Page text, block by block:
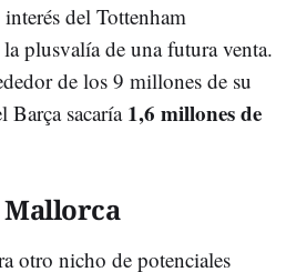
del Tottenham
plusvalía de una futura venta.
de los 9 millones de su
sacaría 1,6 millones de
Mallorca
otro nicho de potenciales